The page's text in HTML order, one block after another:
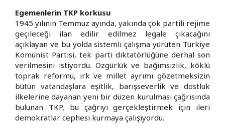
Egemenlerin TKP korkusu
1945 yılının Temmuz ayında, yakında çok partili rejime
geçileceği ilan edilir edilmez legale çıkacağını
açıklayan ve bu yolda sistemli çalışma yürüten Türkiye
Komünist Partisi, tek parti diktatörlüğüne derhal son
verilmesini istiyordu. Özgürlük ve bağımsızlık, köklü
toprak reformu, ırk ve millet ayrımı gözetmeksizin
bütün vatandaşlara eşitlik, barışseverlik ve dostluk
ilkelerine dayanan yeni bir düzen kurulması çağrısında
bulunan TKP, bu çağrıyı gerçekleştirmek için ileri
demokratlar cephesi kurmaya çalışıyordu.